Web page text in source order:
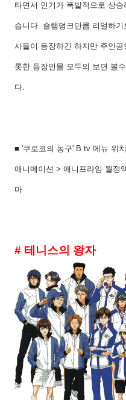
타면서 인기가 폭발적으로 상
습니다. 슬램덩크만큼 리얼하
사들이 등장하긴 하지만 주인
롯한 등장인물 모두의 보면 볼
다.
■ '쿠로코의 농구' B tv 메뉴 위치
애니메이션 > 애니프라임 월정
마
# 테니스의 왕자